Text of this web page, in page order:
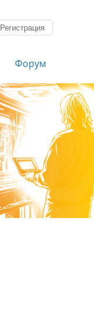
Регистрация
Форум